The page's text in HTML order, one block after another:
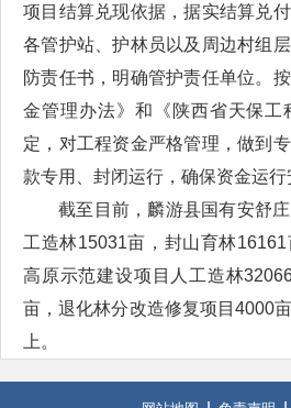
项目结算兑现依据，据实结算兑
各管护站、护林员以及周边村组
防责任书，明确管护责任单位。
金管理办法》和《陕西省天保工
定，对工程资金严格管理，做到
款专用、封闭运行，确保资金运行
截至目前，麟游县国有安舒
工造林15031亩，封山育林
高原示范建设项目人工造林
亩，退化林分改造修复项目4000
上。